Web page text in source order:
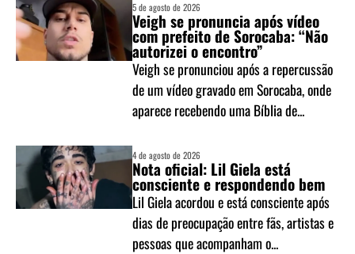
5 de agosto de 2026
Veigh se pronuncia após vídeo
com prefeito de Sorocaba: “Não
autorizei o encontro”
Veigh se pronunciou após a repercussão
de um vídeo gravado em Sorocaba, onde
aparece recebendo uma Bíblia de...
4 de agosto de 2026
Nota oficial: Lil Giela está
consciente e respondendo bem
Lil Giela acordou e está consciente após
dias de preocupação entre fãs, artistas e
pessoas que acompanham o...